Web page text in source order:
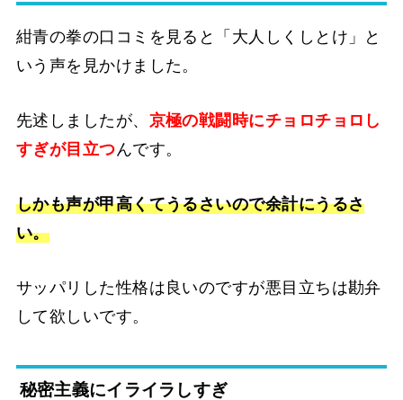
紺青の拳の口コミを見ると「大人しくしとけ」と
いう声を見かけました。
先述しましたが、 京極の戦闘時にチョロチョロし
すぎが目立つんです。
しかも声が甲高くてうるさいので余計にうるさ
い。
サッパリした性格は良いのですが悪目立ちは勘弁
して欲しいです。
秘密主義にイライラしすぎ